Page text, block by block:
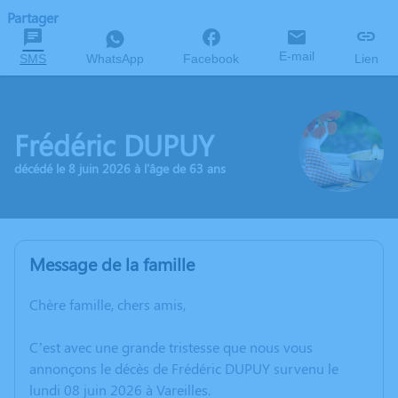
Partager
SMS WhatsApp Facebook E-mail Lien
Frédéric DUPUY
décédé le 8 juin 2026 à l'âge de 63 ans
Message de la famille
Chère famille, chers amis,
C’est avec une grande tristesse que nous vous
annonçons le décès de Frédéric DUPUY survenu le
lundi 08 juin 2026 à Vareilles.